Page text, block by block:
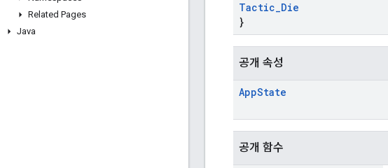
Related Pages
Java
Tactic_Die
}
공개 속성
AppState
공개 함수